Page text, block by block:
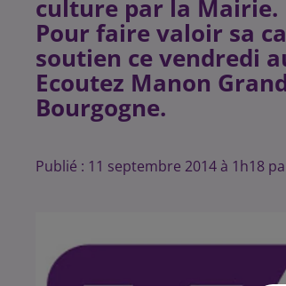
culture par la Mairie.
Pour faire valoir sa
soutien ce vendredi
Ecoutez Manon
Bourgogne.
Publié : 11 septembre 2014 à 1h18